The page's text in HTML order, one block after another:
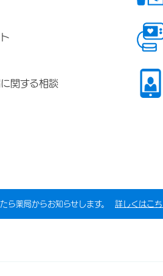
関する相談
ら薬局からお知らせします。 詳しくはこ